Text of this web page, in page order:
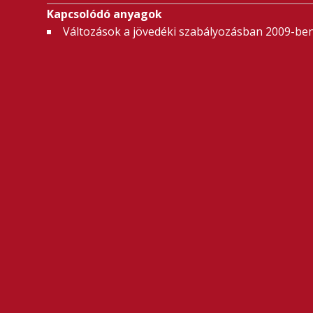
Kapcsolódó anyagok
Változások a jövedéki szabályozásban 2009-